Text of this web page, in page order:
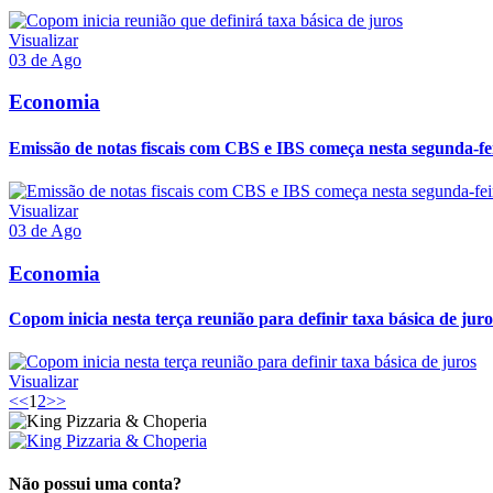
Visualizar
03 de Ago
Economia
Emissão de notas fiscais com CBS e IBS começa nesta segunda-
Visualizar
03 de Ago
Economia
Copom inicia nesta terça reunião para definir taxa básica de
Visualizar
<<1 2>>
Não possui uma conta?